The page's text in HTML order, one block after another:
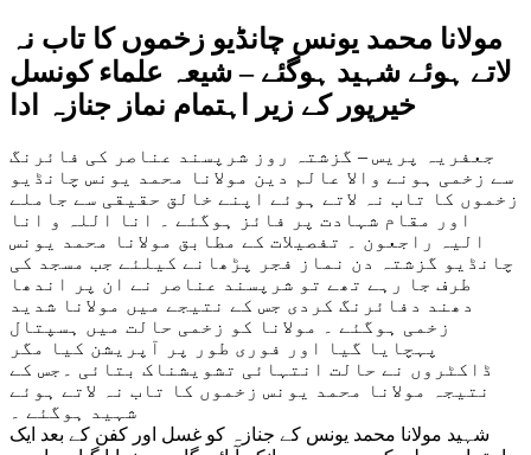
مولانا محمد یونس چانڈیو زخموں کا تاب نہ
لاتے ہوئے شہید ہوگئے – شیعہ علماء کونسل
خیرپور کے زیر اہتمام نماز جنازہ ادا
جعفریہ پریس – گزشتہ روز شرپسند عناصر کی فائرنگ
سے زخمی ہونے والا عالم دین مولانا محمد یونس چانڈیو
زخموں کا تاب نہ لاتے ہوئے اپنے خالق حقیقی سے جاملے
اور مقام شہادت پر فائز ہوگئے ۔ انا اللہ و انا
الیہ راجعون ۔ تفصیلات کے مطابق مولانا محمد یونس
چانڈیو گزشتہ دن نماز فجر پڑھانے کیلئے جب مسجد کی
طرف جا رہے تھے تو شرپسند عناصر نے ان پر اندھا
دھند دفائرنگ کردی جس کے نتیجے میں مولانا شدید
زخمی ہوگئے ۔ مولانا کو زخمی حالت میں ہسپتال
پہچایا گیا اور فوری طور پر آپریشن کیا مگر
ڈاکٹروں نے حالت انتہائی تشویشناک بتائی ۔جس کے
نتیجہ مولانا محمد یونس زخموں کا تاب نہ لاتے ہوئے
شہید ہوگئے ۔
شہید مولانا محمد یونس کے جنازہ کو غسل اور کفن کے بعد ایک